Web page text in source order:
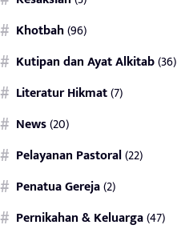
Khotbah(96)
Kutipan dan Ayat Alkitab(36)
Literatur Hikmat(7)
News(20)
Pelayanan Pastoral(22)
Penatua Gereja(2)
Pernikahan & Keluarga(47)